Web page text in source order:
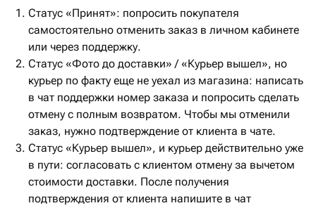
Статус «Принят»: попросить покупателя
самостоятельно отменить заказ в личном кабинете
или через поддержку.
Статус «Фото до доставки» / «Курьер вышел», но
курьер по факту еще не уехал из магазина: написать
в чат поддержки номер заказа и попросить сделать
отмену с полным возвратом. Чтобы мы отменили
заказ, нужно подтверждение от клиента в чате.
Статус «Курьер вышел», и курьер действительно уже
в пути: согласовать с клиентом отмену за вычетом
стоимости доставки. После получения
подтверждения от клиента напишите в чат